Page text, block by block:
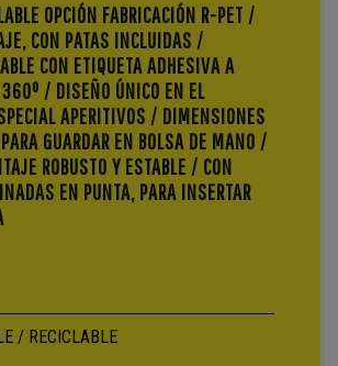
OPCIÓN FABRICACIÓN R-PET /
CON PATAS INCLUIDAS /
CON ETIQUETA ADHESIVA A
360º / DISEÑO ÚNICO EN EL
APERITIVOS / DIMENSIONES
GUARDAR EN BOLSA DE MANO /
ROBUSTO Y ESTABLE / CON
EN PUNTA, PARA INSERTAR
/ RECICLABLE